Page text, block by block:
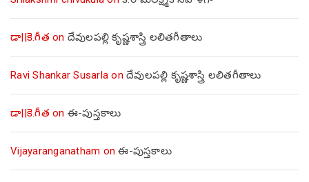
డా||కె.గీత on దేవులపల్లి కృష్ణశాస్త్రి లలితగీతాలు
Ravi Shankar Susarla on దేవులపల్లి కృష్ణశాస్త్రి లలితగీతాలు
డా||కె.గీత on ఈ-పుస్తకాలు
Vijayaranganatham onఈ-పుస్తకాలు